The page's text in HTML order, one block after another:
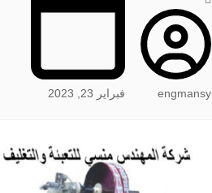
engmansy فبراير 23, 2023